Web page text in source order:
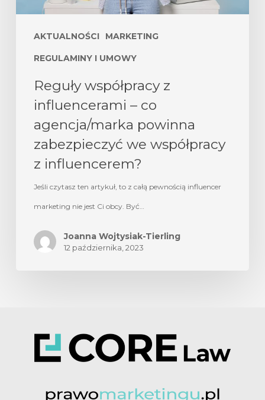
AKTUALNOŚCI MARKETING
REGULAMINY I UMOWY
Reguły współpracy z
influencerami – co
agencja/marka powinna
zabezpieczyć we współpracy
z influencerem?
Jeśli czytasz ten artykuł, to z całą pewnością influencer
marketing nie jest Ci obcy. Być…
Joanna Wojtysiak-Tierling
12 października, 2023